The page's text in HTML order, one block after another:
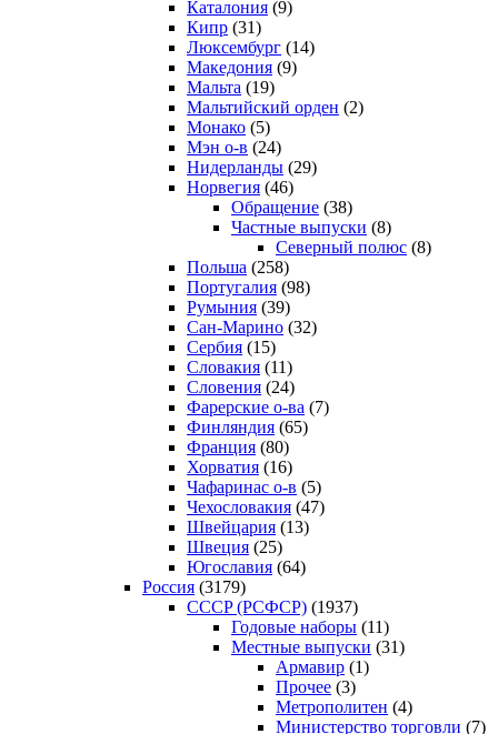
Каталония (9)
Кипр (31)
Люксембург (14)
Македония (9)
Мальта (19)
Мальтийский орден (2)
Монако (5)
Мэн о-в (24)
Нидерланды (29)
Норвегия (46)
Обращение (38)
Частные выпуски (8)
Северный полюс (8)
Польша (258)
Португалия (98)
Румыния (39)
Сан-Марино (32)
Сербия (15)
Словакия (11)
Словения (24)
Фарерские о-ва (7)
Финляндия (65)
Франция (80)
Хорватия (16)
Чафаринас о-в (5)
Чехословакия (47)
Швейцария (13)
Швеция (25)
Югославия (64)
Россия (3179)
CCCP (РСФСР) (1937)
Годовые наборы (11)
Местные выпуски (31)
Армавир (1)
Прочее (3)
Метрополитен (4)
Министерство торговли (7)